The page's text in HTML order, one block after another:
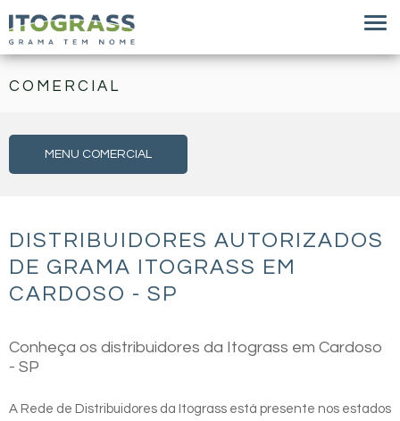
COMERCIAL
MENU COMERCIAL
DISTRIBUIDORES AUTORIZADOS
DE GRAMA ITOGRASS EM
CARDOSO - SP
Conheça os distribuidores da Itograss em Cardoso
- SP
A Rede de Distribuidores da Itograss está presente nos estados